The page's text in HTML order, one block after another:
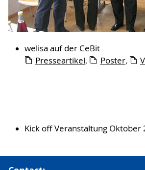
welisa auf der CeBit
Presseartikel, Poster,
Kick off Veranstaltung Oktober